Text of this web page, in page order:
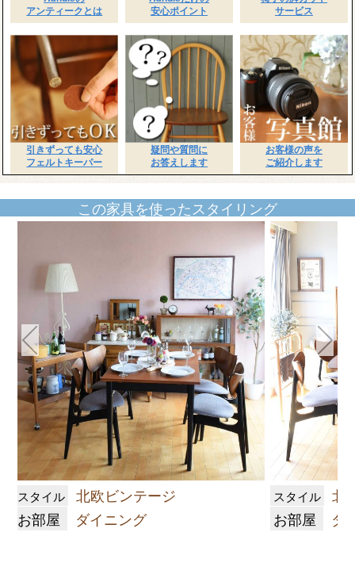
アンティークとは
安心ポイント
サービス
引きずっても安心
フェルトキーパー
疑問や質問に
お答えします
お客様の声を
ご紹介します
この家具を使ったスタイリング
スタイル
北欧ビンテージ
お部屋
ダイニング
スタイル
北
お部屋
ダ